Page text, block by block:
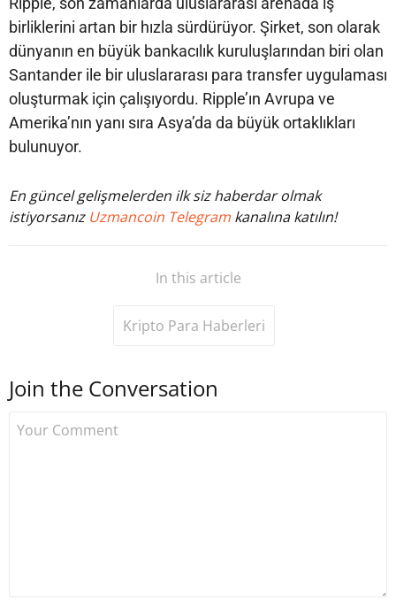
birliklerini artan bir hızla sürdürüyor. Şirket, son olarak
dünyanın en büyük bankacılık kuruluşlarından biri olan
Santander ile bir uluslararası para transfer uygulaması
oluşturmak için çalışıyordu. Ripple’ın Avrupa ve
Amerika’nın yanı sıra Asya’da da büyük ortaklıkları
bulunuyor.
En güncel gelişmelerden ilk siz haberdar olmak
istiyorsanız Uzmancoin Telegram kanalına katılın!
In this article
Kripto Para Haberleri
Join the Conversation